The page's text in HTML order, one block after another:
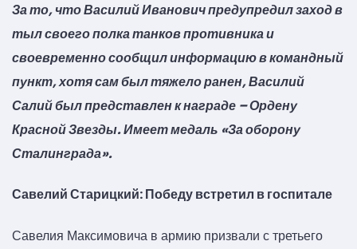
За то, что Василий Иванович предупредил заход в
тыл своего полка танков противника и
своевременно сообщил информацию в командный
пункт, хотя сам был тяжело ранен, Василий
Салий был представлен к награде – Ордену
Красной Звезды. Имеет медаль «За оборону
Сталинграда».
Савелий Старицкий: Победу встретил в госпитале
Савелия Максимовича в армию призвали с третьего